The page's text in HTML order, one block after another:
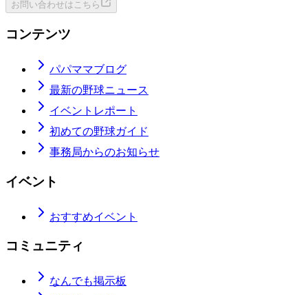
お問い合わせはこちら
コンテンツ
パパママブログ
最新の野球ニュース
イベントレポート
初めての野球ガイド
事務局からのお知らせ
イベント
おすすめイベント
コミュニティ
なんでも掲示板